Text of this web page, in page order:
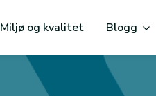
Miljø og kvalitet Blogg